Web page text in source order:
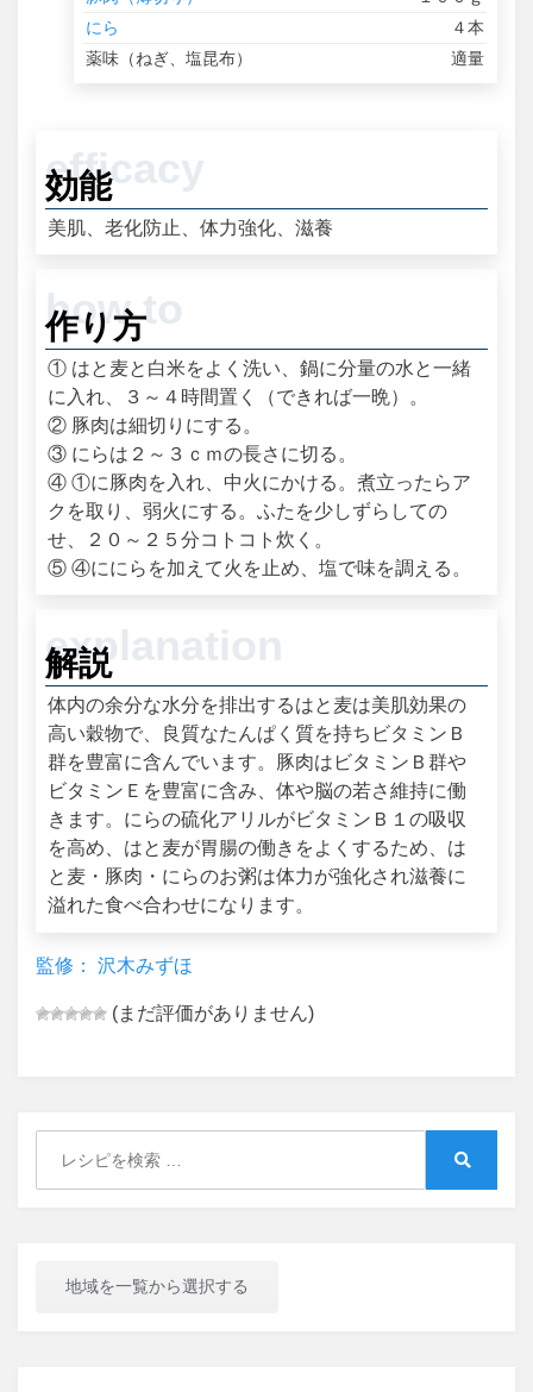
にら
４本
薬味（ねぎ、塩昆布）
適量
効能
美肌、老化防止、体力強化、滋養
作り方
① はと麦と白米をよく洗い、鍋に分量の水と一緒
に入れ、３～４時間置く（できれば一晩）。
② 豚肉は細切りにする。
③ にらは２～３ｃｍの長さに切る。
④ ①に豚肉を入れ、中火にかける。煮立ったらア
クを取り、弱火にする。ふたを少しずらしての
せ、２０～２５分コトコト炊く。
⑤ ④ににらを加えて火を止め、塩で味を調える。
解説
体内の余分な水分を排出するはと麦は美肌効果の
高い穀物で、良質なたんぱく質を持ちビタミンＢ
群を豊富に含んでいます。豚肉はビタミンＢ群や
ビタミンＥを豊富に含み、体や脳の若さ維持に働
きます。にらの硫化アリルがビタミンＢ１の吸収
を高め、はと麦が胃腸の働きをよくするため、は
と麦・豚肉・にらのお粥は体力が強化され滋養に
溢れた食べ合わせになります。
監修： 沢木みずほ
(まだ評価がありません)
地域を一覧から選択する